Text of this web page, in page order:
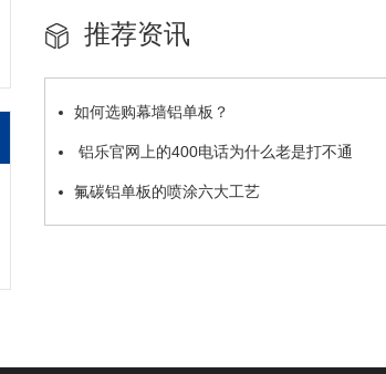
推荐资讯
如何选购幕墙铝单板？
铝乐官网上的400电话为什么老是打不通
氟碳铝单板的喷涂六大工艺